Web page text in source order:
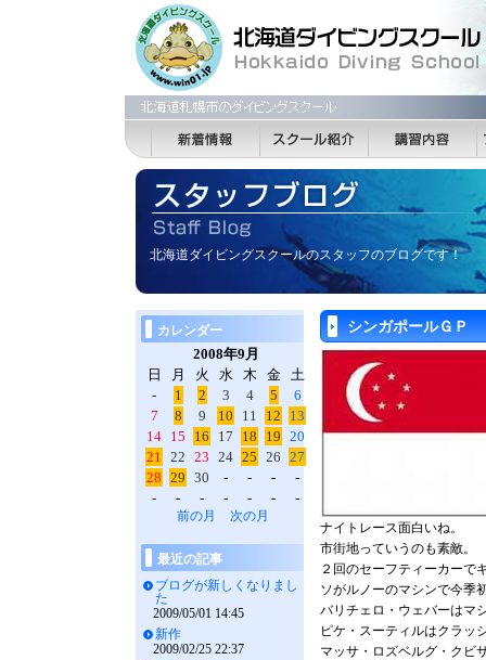
北海道ダイビングスクールのスタッフのブログです！
シンガポールＧＰ
ナイトレース面白いね。
市街地っていうのも素敵。
２回のセーフティーカーで
ソがルノーのマシンで今季
バリチェロ・ウェバーはマ
ピケ・スーティルはクラッ
マッサ・ロズベルグ・クビ
カレンダー
2008年9月
日
月 火 水 木 金
土
-
1 2 3 4 5
6
7
8 9 10 11 12
13
14 15 16 17 18 19 20
21 22 23 24 25 26 27
28 29 30 - - -
-
-
- - - - - -
前の月 次の月
最近の記事
ブログが新しくなりまし
た
2009/05/01 14:45
新作
2009/02/25 22:37